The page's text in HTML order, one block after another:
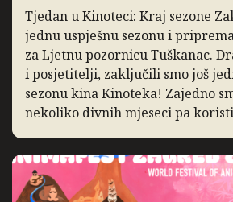
Tjedan u Kinoteci: Kraj sezone
jednu uspješnu sezonu i
za Ljetnu pozornicu Tuškanac.
i posjetitelji, zaključili smo još
sezonu kina Kinoteka! Zajedno
nekoliko divnih mjeseci pa
godine bilježimo porast
posebice distribucijskih naslova